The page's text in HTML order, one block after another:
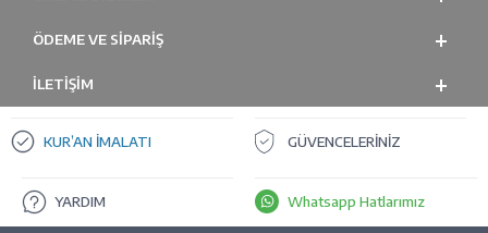
ÖDEME VE SİPARİŞ
İLETİŞİM
KUR’AN İMALATI GÜVENCELERİNİZ
YARDIM Whatsapp Hatlarımız